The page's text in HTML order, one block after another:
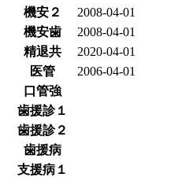
機安２
2008-04-01
機安歯
2008-04-01
精退共
2020-04-01
医管
2006-04-01
口管強
歯援診１
歯援診２
歯援病
支援病１